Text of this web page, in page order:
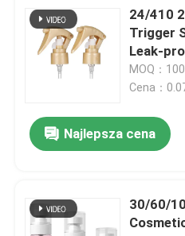
Dozownik pompy
Dozownik do śmietany
Trigger Pump Sprayer
Pompa z tworzywa
24/410
Trigger
Leak-
Dom
MOQ：
Cena：
Najlepsza cena
30/60/